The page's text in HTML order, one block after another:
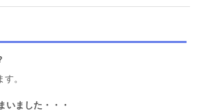
。
いました・・・